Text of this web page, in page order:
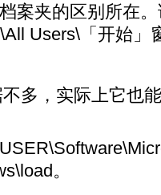
案夹的区别所在
Users\「开始」
多，实际上它也
。